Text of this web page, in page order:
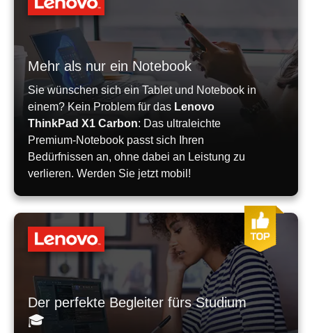
Mehr als nur ein Notebook
Sie wünschen sich ein Tablet und Notebook in
einem? Kein Problem für das Lenovo
ThinkPad X1 Carbon: Das ultraleichte
Premium-Notebook passt sich Ihren
Bedürfnissen an, ohne dabei an Leistung zu
verlieren. Werden Sie jetzt mobil!
Der perfekte Begleiter fürs Studium
🎓